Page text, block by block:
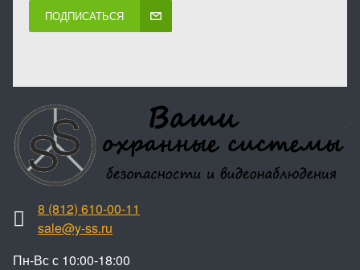
ПОДПИСАТЬСЯ
8 (812) 610-00-11
sale@y-ss.ru
Пн-Вс с 10:00-18:00